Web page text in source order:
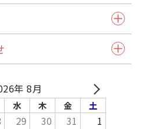
類・その他アイテム
貨
ント情報
納品方法/送料について
原稿作成方法
テンプレートDL
について
法人のお客様へ
年 8月
水 木 金 土
29 30 31
1